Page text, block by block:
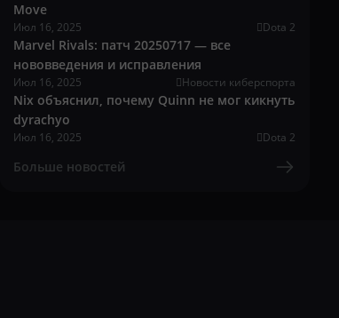
Move
Июл 16, 2025 Dota 2
Marvel Rivals: патч 20250717 — все
нововведения и исправления
Июл 16, 2025 Новости киберспорта
Nix объяснил, почему Quinn не мог кикнуть
dyrachyo
Июл 16, 2025 Dota 2
Больше новостей